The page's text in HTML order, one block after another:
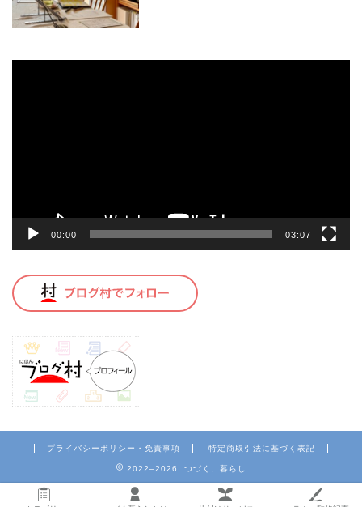
00:00 03:07
プライバシーポリシー・免責事項 特定商取引法に基づく表記
2022–2026 つづく、暮らし